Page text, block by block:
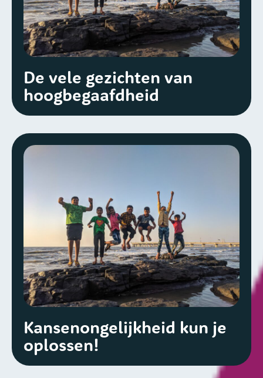
De vele gezichten van
hoogbegaafdheid
Kansenongelijkheid kun je
oplossen!